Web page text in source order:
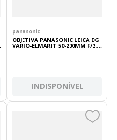
panasonic
OBJETIVA PANASONIC LEICA DG
VARIO-ELMARIT 50-200MM F/2.8-
INDISPONÍVEL